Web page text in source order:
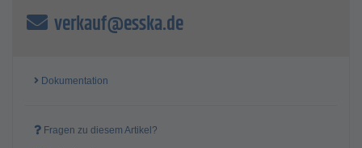
Preis per Stück
verkauf@esska.de
Dokumentation
Fragen zu diesem Artikel?